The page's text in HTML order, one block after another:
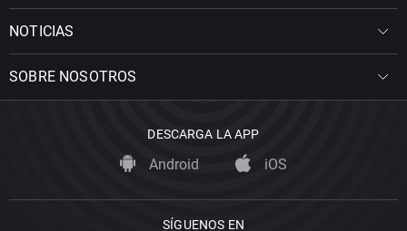
NOTICIAS
SOBRE NOSOTROS
DESCARGA LA APP
Android iOS
SÍGUENOS EN